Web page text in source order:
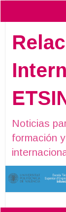
Noticias
formación